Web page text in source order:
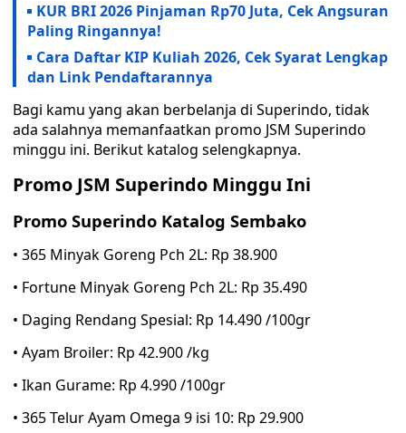
KUR BRI 2026 Pinjaman Rp70 Juta, Cek Angsuran
Paling Ringannya!
Cara Daftar KIP Kuliah 2026, Cek Syarat Lengkap
dan Link Pendaftarannya
Bagi kamu yang akan berbelanja di Superindo, tidak
ada salahnya memanfaatkan promo JSM Superindo
minggu ini. Berikut katalog selengkapnya.
Promo JSM Superindo Minggu Ini
Promo Superindo Katalog Sembako
• 365 Minyak Goreng Pch 2L: Rp 38.900
• Fortune Minyak Goreng Pch 2L: Rp 35.490
• Daging Rendang Spesial: Rp 14.490 /100gr
• Ayam Broiler: Rp 42.900 /kg
• Ikan Gurame: Rp 4.990 /100gr
• 365 Telur Ayam Omega 9 isi 10: Rp 29.900